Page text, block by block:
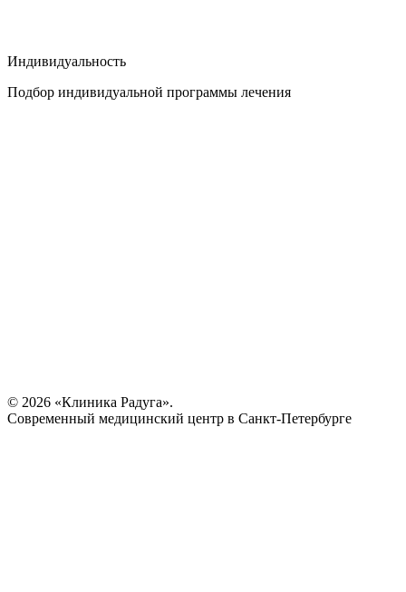
Индивидуальность
Подбор индивидуальной программы лечения
© 2026 «Клиника Радуга».
Современный медицинский центр в Санкт-Петербурге